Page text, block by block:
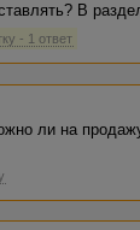
В
- 1 ответ
ли на